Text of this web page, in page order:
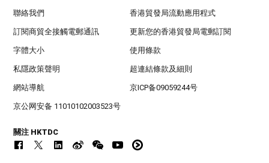
聯絡我們 香港貿發局流動應用程式
訂閱商貿全接觸電郵通訊 更新您的香港貿發局電郵訂閱
字體大小 使用條款
私隱政策聲明 超連結條款及細則
網站導航 京ICP备09059244号
京公网安备 11010102003523号
關注 HKTDC